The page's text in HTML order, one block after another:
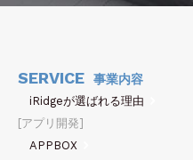
SERVICE 事業内容
iRidgeが選ばれる理由
アプリ開発
APPBOX